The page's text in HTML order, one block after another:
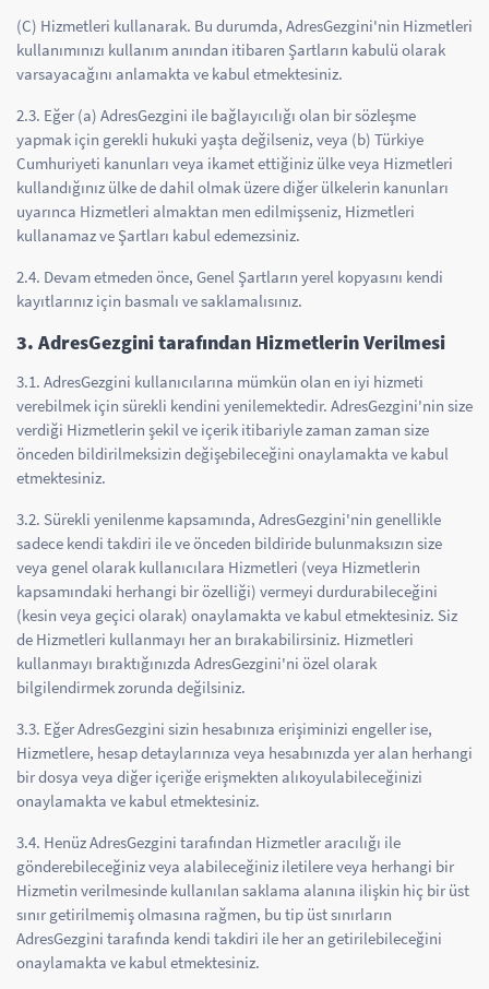
(C) Hizmetleri kullanarak. Bu durumda, AdresGezgini'nin Hizmetleri
kullanımınızı kullanım anından itibaren Şartların kabulü olarak
varsayacağını anlamakta ve kabul etmektesiniz.
2.3. Eğer (a) AdresGezgini ile bağlayıcılığı olan bir sözleşme
yapmak için gerekli hukuki yaşta değilseniz, veya (b) Türkiye
Cumhuriyeti kanunları veya ikamet ettiğiniz ülke veya Hizmetleri
kullandığınız ülke de dahil olmak üzere diğer ülkelerin kanunları
uyarınca Hizmetleri almaktan men edilmişseniz, Hizmetleri
kullanamaz ve Şartları kabul edemezsiniz.
2.4. Devam etmeden önce, Genel Şartların yerel kopyasını kendi
kayıtlarınız için basmalı ve saklamalısınız.
3. AdresGezgini tarafından Hizmetlerin Verilmesi
3.1. AdresGezgini kullanıcılarına mümkün olan en iyi hizmeti
verebilmek için sürekli kendini yenilemektedir. AdresGezgini'nin size
verdiği Hizmetlerin şekil ve içerik itibariyle zaman zaman size
önceden bildirilmeksizin değişebileceğini onaylamakta ve kabul
etmektesiniz.
3.2. Sürekli yenilenme kapsamında, AdresGezgini'nin genellikle
sadece kendi takdiri ile ve önceden bildiride bulunmaksızın size
veya genel olarak kullanıcılara Hizmetleri (veya Hizmetlerin
kapsamındaki herhangi bir özelliği) vermeyi durdurabileceğini
(kesin veya geçici olarak) onaylamakta ve kabul etmektesiniz. Siz
de Hizmetleri kullanmayı her an bırakabilirsiniz. Hizmetleri
kullanmayı bıraktığınızda AdresGezgini'ni özel olarak
bilgilendirmek zorunda değilsiniz.
3.3. Eğer AdresGezgini sizin hesabınıza erişiminizi engeller ise,
Hizmetlere, hesap detaylarınıza veya hesabınızda yer alan herhangi
bir dosya veya diğer içeriğe erişmekten alıkoyulabileceğinizi
onaylamakta ve kabul etmektesiniz.
3.4. Henüz AdresGezgini tarafından Hizmetler aracılığı ile
gönderebileceğiniz veya alabileceğiniz iletilere veya herhangi bir
Hizmetin verilmesinde kullanılan saklama alanına ilişkin hiç bir üst
sınır getirilmemiş olmasına rağmen, bu tip üst sınırların
AdresGezgini tarafında kendi takdiri ile her an getirilebileceğini
onaylamakta ve kabul etmektesiniz.